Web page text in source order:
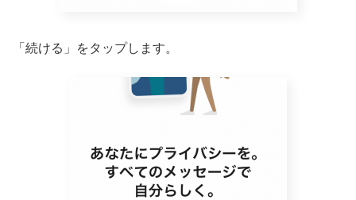
「続ける」をタップします。